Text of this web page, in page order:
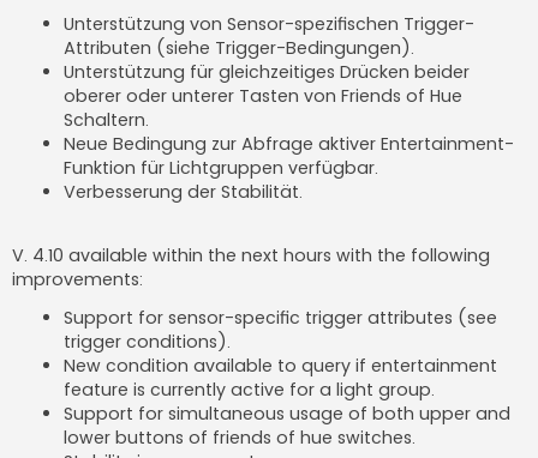
Unterstützung von Sensor-spezifischen Trigger-
Attributen (siehe Trigger-Bedingungen).
Unterstützung für gleichzeitiges Drücken beider
oberer oder unterer Tasten von Friends of Hue
Schaltern.
Neue Bedingung zur Abfrage aktiver Entertainment-
Funktion für Lichtgruppen verfügbar.
Verbesserung der Stabilität.
V. 4.10 available within the next hours with the following
improvements:
Support for sensor-specific trigger attributes (see
trigger conditions).
New condition available to query if entertainment
feature is currently active for a light group.
Support for simultaneous usage of both upper and
lower buttons of friends of hue switches.